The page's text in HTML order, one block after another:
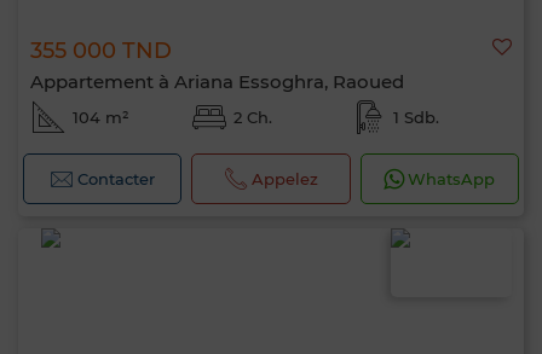
355 000 TND
Appartement à Ariana Essoghra, Raoued
104 m² 2 Ch. 1 Sdb.
Contacter Appelez WhatsApp